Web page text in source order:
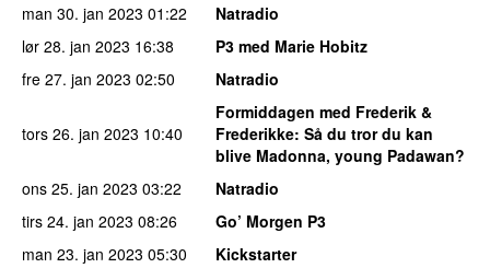
man 30. jan 2023 01:22
Natradio
lør 28. jan 2023 16:38
P3 med Marie Hobitz
fre 27. jan 2023 02:50 Natradio
tors 26. jan 2023 10:40
Formiddagen med Frederik &
Frederikke: Så du tror du kan
blive Madonna, young Padawan?
ons 25. jan 2023 03:22
Natradio
tirs 24. jan 2023 08:26
Go’ Morgen P3
man 23. jan 2023 05:30
Kickstarter